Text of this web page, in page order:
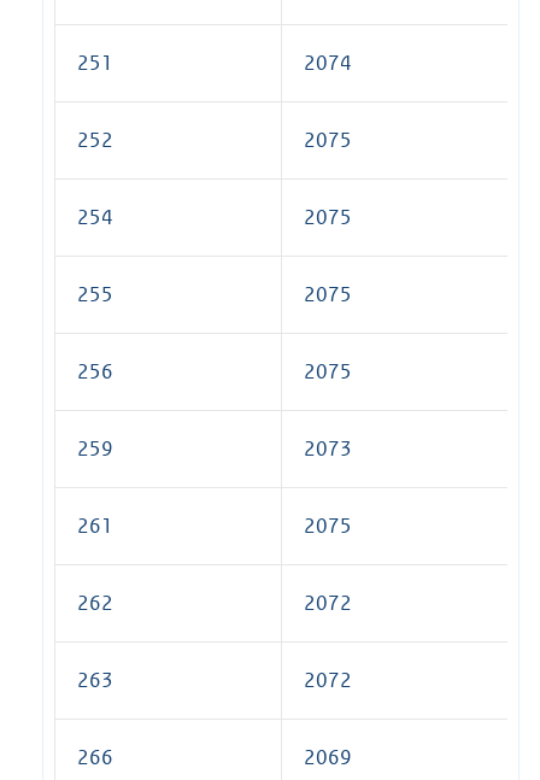
251 2074
252 2075
254 2075
255 2075
256 2075
259 2073
261 2075
262 2072
263 2072
266 2069